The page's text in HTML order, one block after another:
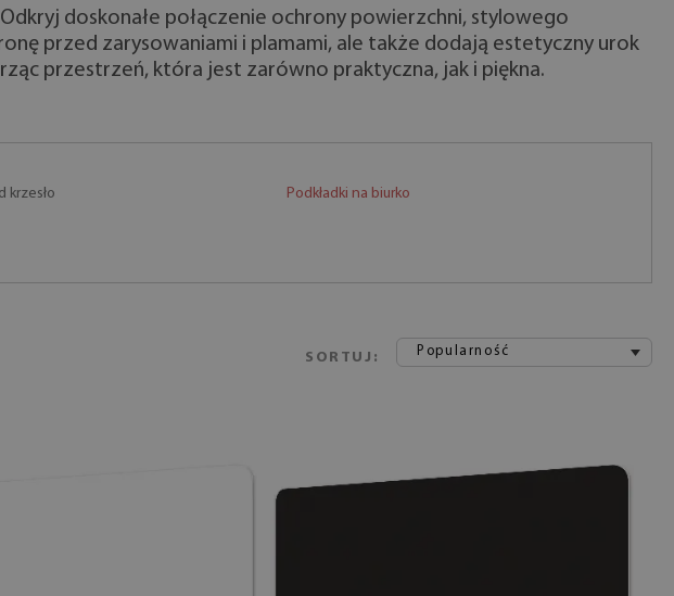
doskonałe połączenie ochrony powierzchni, stylowego
przed zarysowaniami i plamami, ale także dodają estetyczny urok
przestrzeń, która jest zarówno praktyczna, jak i piękna.
krzesło Podkładki na biurko
SORTUJ: Popularność